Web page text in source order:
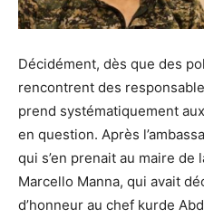
Décidément, dès que des
rencontrent des
prend systématiquement
en question. Après
qui s’en prenait au maire
Marcello Manna, qui avait
d’honneur au chef kurde